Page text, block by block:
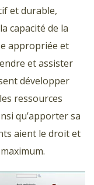
et durable,
capacité de la
appropriée et
et assister
développer
ressources
qu’apporter sa
aient le droit et